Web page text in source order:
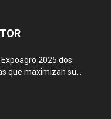
2025 dos
que maximizan su...